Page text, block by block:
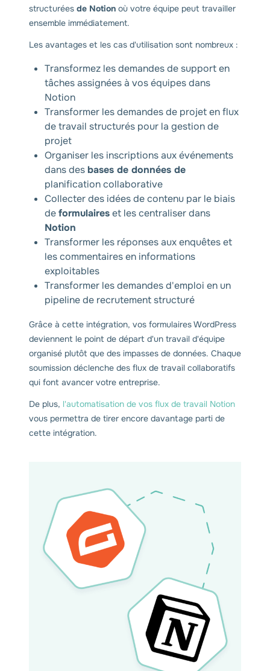
structurées de Notion où votre équipe peut travailler
ensemble immédiatement.
Les avantages et les cas d'utilisation sont nombreux :
Transformez les demandes de support en
tâches assignées à vos équipes dans
Notion
Transformer les demandes de projet en flux
de travail structurés pour la gestion de
projet
Organiser les inscriptions aux événements
dans desbases de données de
planification collaborative
Collecter des idées de contenu par le biais
deformulaireset les centraliser dans
Notion
Transformer les réponses aux enquêtes et
les commentaires en informations
exploitables
Transformer les demandes d'emploi en un
pipeline de recrutement structuré
Grâce à cette intégration, vos formulaires WordPress
deviennent le point de départ d'un travail d'équipe
organisé plutôt que des impasses de données. Chaque
soumission déclenche des flux de travail collaboratifs
qui font avancer votre entreprise.
De plus, l'automatisation de vos flux de travail Notion
vous permettra de tirer encore davantage parti de
cette intégration.